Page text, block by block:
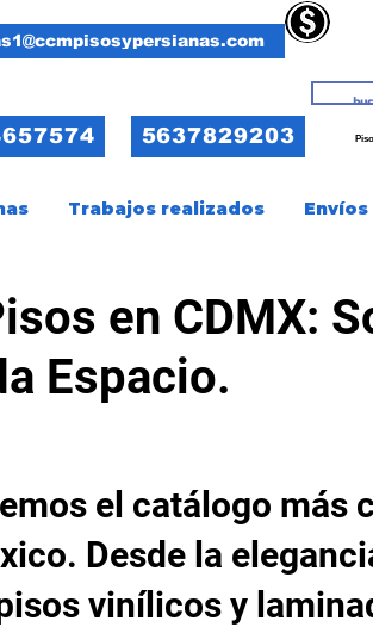
5637829203
Trabajos realizados Envíos
en CDMX:
Espacio.
el catálogo más
Desde la
vinílicos y